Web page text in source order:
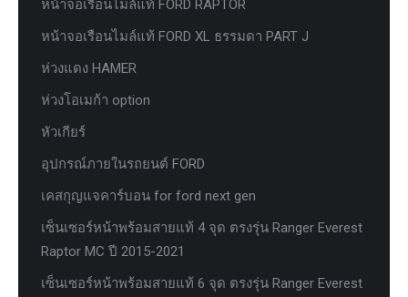
หน้าจอเรือนไมล์แท้ FORD RAPTOR
หน้าจอเรือนไมล์แท้ FORD XL ธรรมดา PART J
ห่วงแดง HAMER
ห่วงโอเมก้า option
หัวเกียร์
อุปกรณ์ภายในรถยนต์ FORD
เคสกุญแจคาร์บอน for ford next gen
เซ็นเซอร์หน้าพร้อมสายแท้ 4 จุด ตรงรุ่น Ranger Everest
Raptor MC ปี 2015-2021
เซ็นเซอร์หน้าพร้อมสายแท้ 6 จุด ตรงรุ่น Ranger Everest